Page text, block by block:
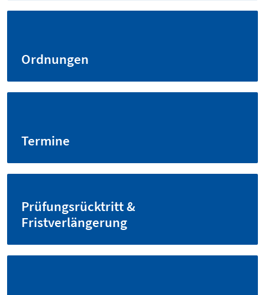
Ordnungen
Termine
Prüfungsrücktritt &
Fristverlängerung